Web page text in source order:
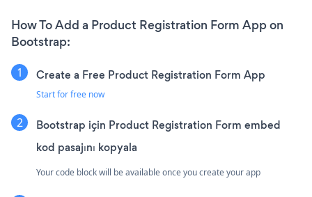
How To Add a Product Registration Form App on
Bootstrap:
Create a Free Product Registration Form App
Start for free now
Bootstrap için Product Registration Form embed
kod pasajını kopyala
Your code block will be available once you create your app